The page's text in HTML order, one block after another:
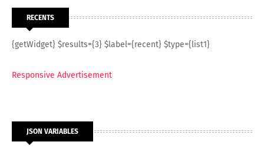
RECENTS
{getWidget} $results={3} $label={recent} $type={list1}
Responsive Advertisement
JSON VARIABLES